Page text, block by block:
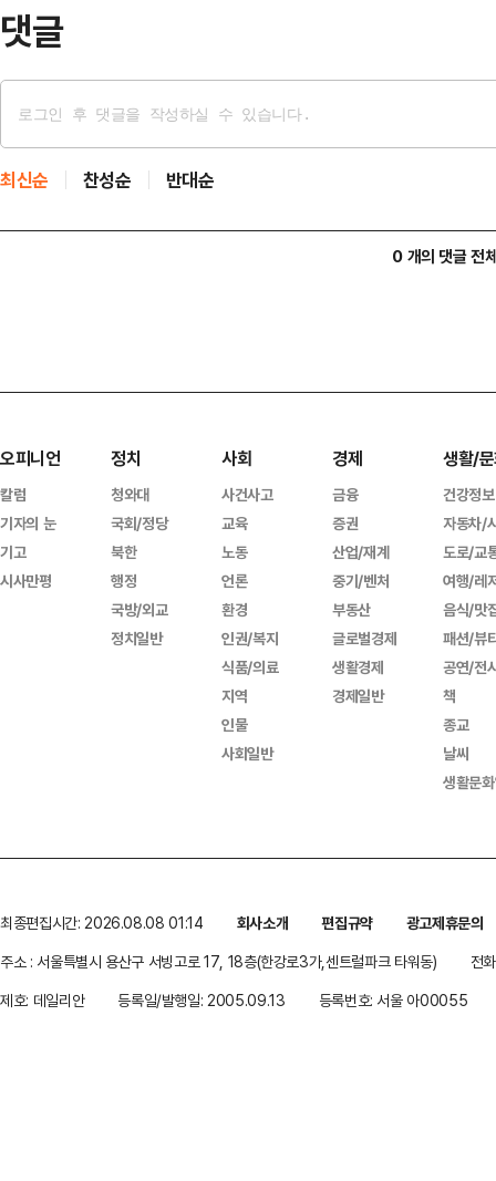
댓글
최신순 찬성순 반대순
0 개의 댓글 전
오피니언
칼럼
기자의 눈
기고
시사만평
정치
청와대
국회/정당
북한
행정
국방/외교
정치일반
사회
사건사고
교육
노동
언론
환경
인권/복지
식품/의료
지역
인물
사회일반
경제
금융
증권
산업/재계
중기/벤처
부동산
글로벌경제
생활경제
경제일반
생활/
건강정보
자동차/
도로/교
여행/레
음식/맛
패션/뷰
공연/전
책
종교
날씨
생활문
최종편집시간: 2026.08.08 01:14 회사소개 편집규약
광고제휴문의
주소 : 서울특별시 용산구 서빙고로 17, 18층(한강로3가,센트럴파크 타워동)
전
제호: 데일리안
등록일/발행일: 2005.09.13 등록번호: 서울 아00055